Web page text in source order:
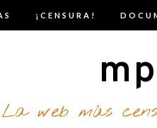
¡CENSURA!
La web más